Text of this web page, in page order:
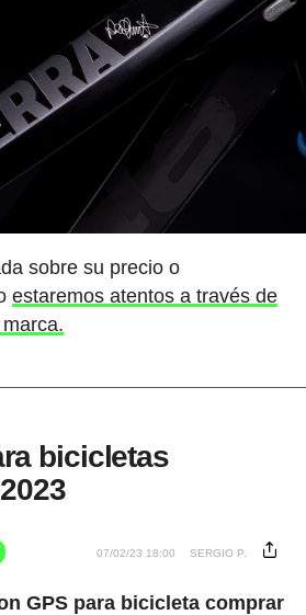
sobre su precio o
estaremos atentos a través de
bicicletas
07/02/23 18:00 SERGIO P.
GPS para bicicleta comprar